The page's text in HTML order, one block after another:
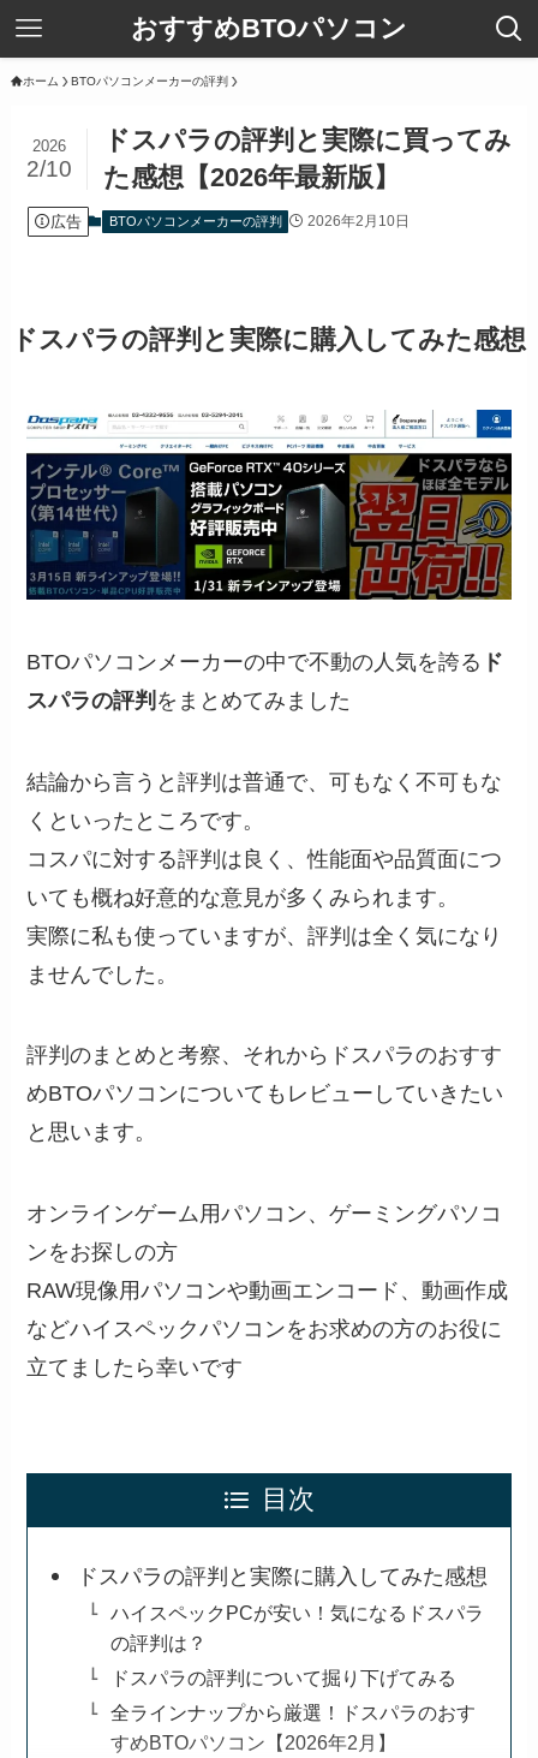
おすすめBTOパソコン
ホーム BTOパソコンメーカーの評判
ドスパラの評判と実際に買ってみ
た感想【2026年最新版】
2026
2/10
広告 BTOパソコンメーカーの評判 2026年2月10日
ドスパラの評判と実際に購入してみた感想
BTOパソコンメーカーの中で不動の人気を誇る ド
スパラの評判 をまとめてみました
結論から言うと評判は普通で、可もなく不可もな
くといったところです。
コスパに対する評判は良く、性能面や品質面につ
いても概ね好意的な意見が多くみられます。
実際に私も使っていますが、評判は全く気になり
ませんでした。
評判のまとめと考察、それからドスパラのおすす
めBTOパソコンについてもレビューしていきたい
と思います。
オンラインゲーム用パソコン、ゲーミングパソコ
ンをお探しの方
RAW現像用パソコンや動画エンコード、動画作成
などハイスペックパソコンをお求めの方のお役に
立てましたら幸いです
目次
ドスパラの評判と実際に購入してみた感想
ハイスペックPCが安い！気になるドスパラ
の評判は？
ドスパラの評判について掘り下げてみる
全ラインナップから厳選！ドスパラのおす
すめBTOパソコン【2026年2月】